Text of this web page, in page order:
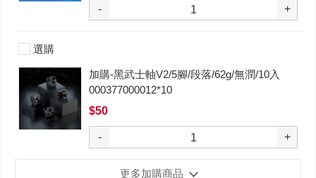
- +
選購
加購-黑武士軸V2/5腳/段落/62g/無潤/10入
000377000012*10
$50
- +
更多加購商品